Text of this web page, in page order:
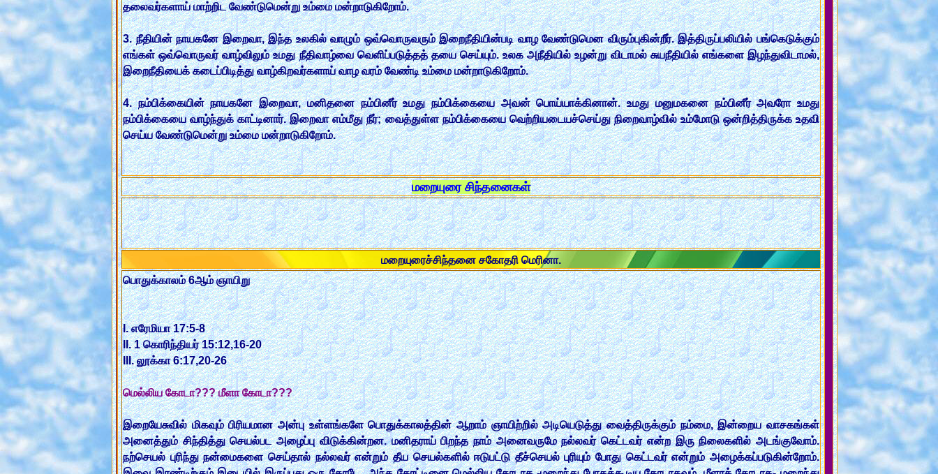
தலைவர்களாய் மாற்றிட வேண்டுமென்று உம்மை மன்றாடுகிறோம்.
3. நீதியின் நாயகனே இறைவா, இந்த உலகில் வாழும் ஒவ்வொருவரும் இறைநீதியின்படி வாழ வேண்டுமென விரும்புகின்றீர். இத்திருப்பலியில் பங்கெடுக்கும்
எங்கள் ஒவ்வொருவர் வாழ்விலும் உமது நீதிவாழ்வை வெளிப்படுத்தத் தயை செய்யும். உலக அநீதியில் உழன்று விடாமல் சுயநீதியில் எங்களை இழந்துவிடாமல்,
இறைநீதியைக் கடைப்பிடித்து வாழ்கிறவர்களாய் வாழ வரம் வேண்டி உம்மை மன்றாடுகிறோம்.
4. நம்பிக்கையின் நாயகனே இறைவா, மனிதனை நம்பினீர் உமது நம்பிக்கையை அவன் பொய்யாக்கினான். உமது மனுமகனை நம்பினீர் அவரோ உமது
நம்பிக்கையை வாழ்ந்துக் காட்டினார். இறைவா எம்மீது நீர்; வைத்துள்ள நம்பிக்கையை வெற்றியடையச்செய்து நிறைவாழ்வில் உம்மோடு ஒன்றித்திருக்க உதவி
செய்ய வேண்டுமென்று உம்மை மன்றாடுகிறோம்.
மறையுரை சிந்தனைகள்
மறையுரைச்சிந்தனை சகோதரி மெரினா.
பொதுக்காலம் 6ஆம் ஞாயிறு
I. எரேமியா 17:5-8
II. 1 கொரிந்தியர் 15:12,16-20
III. லூக்கா 6:17,20-26
மெல்லிய கோடா??? மீளா கோடா???
இறையேசுவில் மிகவும் பிரியமான அன்பு உள்ளங்களே பொதுக்காலத்தின் ஆறாம் ஞாயிற்றில் அடியெடுத்து வைத்திருக்கும் நம்மை, இன்றைய வாசகங்கள்
அனைத்தும் சிந்தித்து செயல்பட அழைப்பு விடுக்கின்றன. மனிதராய் பிறந்த நாம் அனைவருமே நல்லவர் கெட்டவர் என்ற இரு நிலைகளில் அடங்குவோம்.
நற்செயல் புரிந்து நன்மைகளை செய்தால் நல்லவர் என்றும் தீய செயல்களில் ஈடுபட்டு தீச்செயல் புரியும் போது கெட்டவர் என்றும் அழைக்கப்படுகின்றோம்.